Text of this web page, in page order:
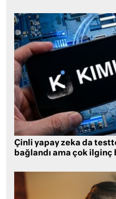
Çinli yapay zeka da
bağlandı ama çok ilginç